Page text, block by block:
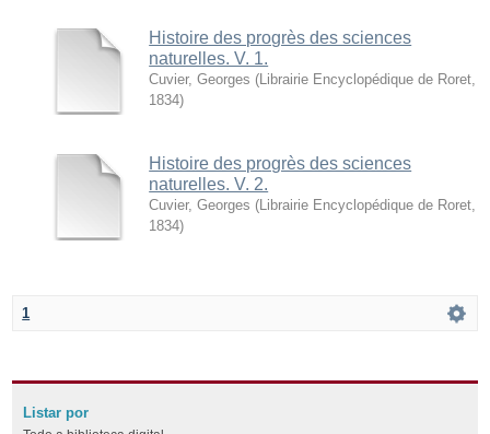
Histoire des progrès des sciences
naturelles. V. 1.
Cuvier, Georges ( Librairie Encyclopédique de Roret
1834)
Histoire des progrès des sciences
naturelles. V. 2.
Cuvier, Georges ( Librairie Encyclopédique de Roret
1834)
1
Listar por